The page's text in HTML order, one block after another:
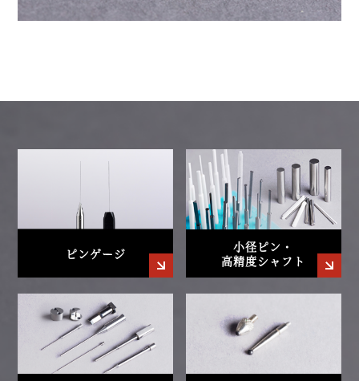
ピンゲージ
小径ピン・
高精度シャフト